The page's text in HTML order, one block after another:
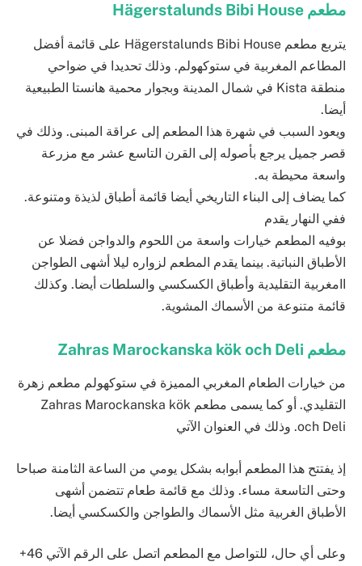
مطعم Hägerstalunds Bibi House
يتربع مطعم Hägerstalunds Bibi House على قائمة أفضل
المطاعم المغربية في ستوكهولم. وذلك تحديدا في ضواحي
منطقة Kista في شمال المدينة وبجوار محمية هانستا الطبيعية
أيضا.
ويعود السبب في شهرة هذا المطعم إلى عراقة المبنى. وذلك في
قصر جميل يرجع بأصوله إلى القرن التاسع عشر مع مزرعة
واسعة محيطة به.
كما يضاف إلى البناء التاريخي أيضا قائمة أطباق لذيذة ومتنوعة.
ففي النهار يقدم
بوفيه المطعم خيارات واسعة من اللحوم والدواجن فضلا عن
الأطباق النباتية. بينما يقدم المطعم لزواره ليلا أشهى الطواجن
اامغربية التقليدية وأطباق الكسكسي والسلطات أيضا. وكذلك
قائمة متنوعة من الأسماك المشوية.
مطعم
من خيارات الطعام المغربي المميزة في ستوكهولم مطعم زهرة
التقليدي. أو كما يسمى مطعم Zahras Marockanska kök
och Deli‎‏. وذلك في العنوان اﻵتي
إذ يفتتح هذا المطعم أبوابه بشكل يومي من الساعة الثامنة صباحا
وحتى التاسعة مساء. وذلك مع قائمة طعام تتضمن أشهى
اﻷطباق الغربية مثل اﻷسماك والطواجن والكسكسي أيضا.
وعلى أي حال، للتواصل مع المطعم اتصل على الرقم اﻵتي +46